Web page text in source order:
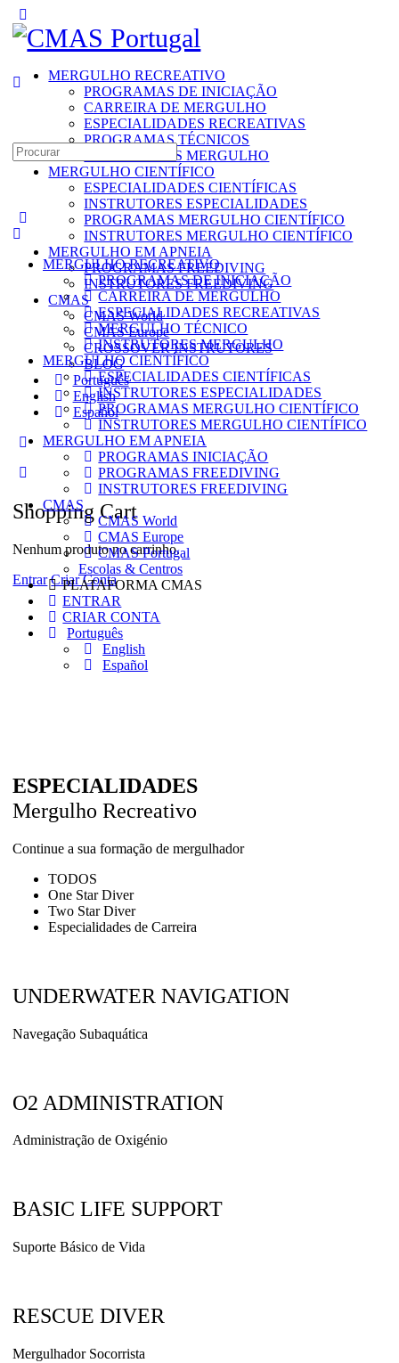
Side
Panel
MERGULHO RECREATIVO
PROGRAMAS DE INICIAÇÃO
CARREIRA DE MERGULHO
ESPECIALIDADES RECREATIVAS
PROGRAMAS TÉCNICOS
INSTRUTORES MERGULHO
MERGULHO CIENTÍFICO
ESPECIALIDADES CIENTÍFICAS
INSTRUTORES ESPECIALIDADES
PROGRAMAS MERGULHO CIENTÍFICO
INSTRUTORES MERGULHO CIENTÍFICO
MERGULHO EM APNEIA
PROGRAMAS FREEDIVING
INSTRUTORES FREEDIVING
CMAS
CMAS World
CMAS Europe
CROSSOVER INSTRUTORES
BLOG
Português
English
Español
More
options
Shopping Cart
Nenhum produto no carrinho.
Entrar Criar Conta
Search
for:
MERGULHO RECREATIVO
PROGRAMAS DE INICIAÇÃO
CARREIRA DE MERGULHO
ESPECIALIDADES RECREATIVAS
MERGULHO TÉCNICO
INSTRUTORES MERGULHO
MERGULHO CIENTÍFICO
ESPECIALIDADES CIENTÍFICAS
INSTRUTORES ESPECIALIDADES
PROGRAMAS MERGULHO CIENTÍFICO
INSTRUTORES MERGULHO CIENTÍFICO
MERGULHO EM APNEIA
PROGRAMAS INICIAÇÃO
PROGRAMAS FREEDIVING
INSTRUTORES FREEDIVING
CMAS
CMAS World
CMAS Europe
CMAS Portugal
Escolas & Centros
PLATAFORMA CMAS
ENTRAR
CRIAR CONTA
Português
English
Español
ESPECIALIDADES
Mergulho Recreativo
Continue a sua formação de mergulhador
TODOS
One Star Diver
Two Star Diver
Especialidades de Carreira
UNDERWATER NAVIGATION
Navegação Subaquática
O2 ADMINISTRATION
Administração de Oxigénio
BASIC LIFE SUPPORT
Suporte Básico de Vida
RESCUE DIVER
Mergulhador Socorrista